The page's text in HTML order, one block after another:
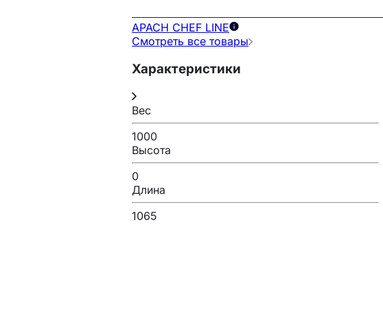
APACH CHEF LINE
Смотреть все товары
Характеристики
Вес
1000
Высота
0
Длина
1065